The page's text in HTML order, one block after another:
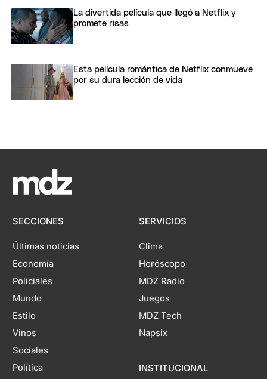
La divertida película que llegó a Netflix y
promete risas
Esta película romántica de Netflix conmueve
por su dura lección de vida
SECCIONES
Últimas noticias
Economía
Policiales
Mundo
Estilo
Vinos
Sociales
Política
SERVICIOS
Clima
Horóscopo
MDZ Radio
Juegos
MDZ Tech
Napsix
INSTITUCIONAL